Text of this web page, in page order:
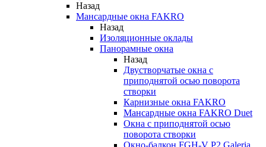
Назад
Мансардные окна FAKRO
Назад
Изоляционные оклады
Панорамные окна
Назад
Двустворчатые окна с
приподнятой осью поворота
створки
Карнизные окна FAKRO
Мансардные окна FAKRO Duet
Окна с приподнятой осью
поворота створки
Окно-балкон FGH-V P2 Galeria